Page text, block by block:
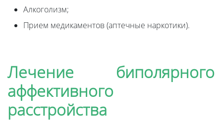
Алкоголизм;
Прием медикаментов (аптечные наркотики).
Лечение биполярного
аффективного
расстройства